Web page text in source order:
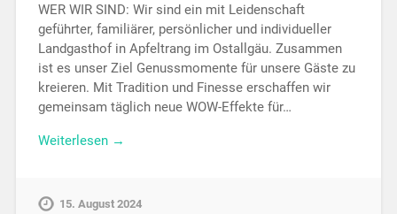
WER WIR SIND: Wir sind ein mit Leidenschaft
geführter, familiärer, persönlicher und individueller
Landgasthof in Apfeltrang im Ostallgäu. Zusammen
ist es unser Ziel Genussmomente für unsere Gäste zu
kreieren. Mit Tradition und Finesse erschaffen wir
gemeinsam täglich neue WOW-Effekte für…
Weiterlesen →
15. August 2024